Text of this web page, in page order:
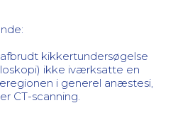
kikkertundersøgelse
ikke iværksatte en
i generel anæstesi,
CT-scanning.